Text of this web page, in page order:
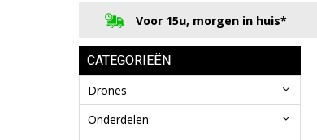
Voor 15u, morgen in huis*
CATEGORIEËN
Drones
Onderdelen